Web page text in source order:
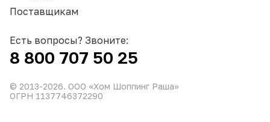
Поставщикам
Есть вопросы? Звоните:
8 800 707 50 25
© 2013-2026. ООО «Хом Шоппинг Раша»
ОГРН 1137746372290